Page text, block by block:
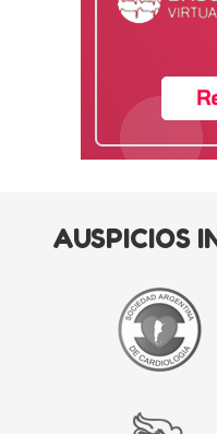
AUSPICIOS